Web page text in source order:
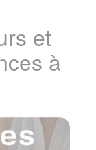
et
à